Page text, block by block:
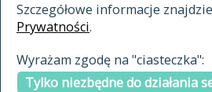
Szczegółowe informacje
Prywatności.
Wyrażam zgodę na "ciasteczka":
Tylko niezbędne do działania
indeksie